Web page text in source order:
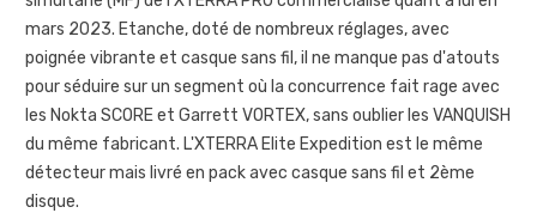
mars 2023. Etanche, doté de nombreux réglages, avec
poignée vibrante et casque sans fil, il ne manque pas d'atouts
pour séduire sur un segment où la concurrence fait rage avec
les Nokta SCORE et Garrett VORTEX, sans oublier les VANQUISH
du même fabricant. L'XTERRA Elite Expedition est le même
détecteur mais livré en pack avec casque sans fil et 2ème
disque.